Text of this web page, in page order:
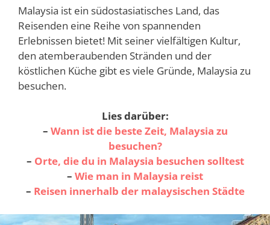
Malaysia ist ein südostasiatisches Land, das
Reisenden eine Reihe von spannenden
Erlebnissen bietet! Mit seiner vielfältigen Kultur,
den atemberaubenden Stränden und der
köstlichen Küche gibt es viele Gründe, Malaysia zu
besuchen.
Lies darüber:
– Wann ist die beste Zeit, Malaysia zu
besuchen?
– Orte, die du in Malaysia besuchen solltest
– Wie man in Malaysia reist
– Reisen innerhalb der malaysischen Städte